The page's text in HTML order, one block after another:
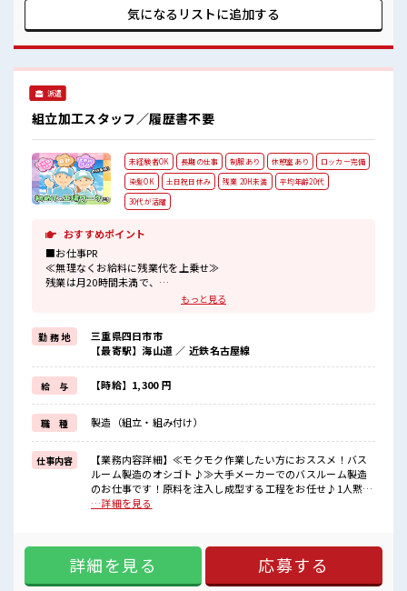
利厚生が整った派遣のお仕事です！ ■職場の雰囲気 20代活躍
中のフレッシュな職場です☆ 休憩時間にゆっくりできるスペ
職場♪ 程よく残業あり！
気になるリストに追加する
派遣
組立加工スタッフ／履歴書不要
未経験者OK 長期の仕事 制服あり 休憩室あり
ロッカー完備
染髪OK
土日祝日休み 残業 20H未満
平均年齢20代
30代が活躍
おすすめポイント
■お仕事PR
≪無理なくお給料に残業代を上乗せ≫
残業は月20時間未満で、
家族や友人と一緒にプライベート満喫！
≪髪色自由で自分らしく働く≫
明るすぎたり奇抜でなければ基本的に自由！
(規定有)≪動きやすい制服アリ≫
制服があるので、
毎日の服装の悩み解消♪
≪初めての仕事だけど自分にもできそう≫
新しいことにチャレンジするのは不安だけど、
しっかり働く環境が整っています！
イチからスキルUP・ステップUP目指していきましょう！
■職場の雰囲気
キバツ過ぎなければ髪色・髪型は自由！
休憩室完備でランチや休憩も充実しそう♪
もっと見る
勤 務 地
三重県四日市市
【最寄駅】海山道 ／ 近鉄名古屋線
給 与 【時給】1,300 円
職 種 製造（組立・組み付け）
仕事内容
【業務内容詳細】≪モクモク作業したい方におススメ！バス
ルーム製造のオシゴト♪≫大手メーカーでのバスルーム製造
のお仕事です！原料を注入し成型する工程をお任せ♪1人黙々
と作業されたい方、ライン工程で作業されたい方は大歓迎。
上乗せ≫ 残業は月20時間未満で、 ほどよく稼げます♪ ≪土日
祝休のお仕事≫ 家族や友人と一緒にプライベート満喫！ ≪髪
色自由で自分らしく働く≫ 明るすぎたり奇抜でなければ基本
…詳細を見る
詳細を見る 応募する